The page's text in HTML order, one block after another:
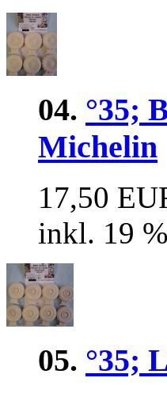
04. °35;
Michelin
17,50
inkl. 19
05. °35;